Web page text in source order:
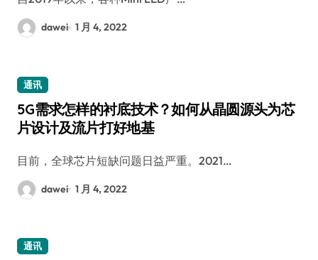
dawei 1 月 4, 2022
通讯
5G需求怎样的衬底技术？如何从晶圆源头为芯
片设计及流片打好地基
目前，全球芯片短缺问题日益严重。2021…
dawei 1 月 4, 2022
通讯